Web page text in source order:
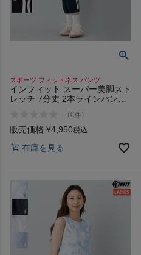
スポーツ フィットネス パンツ
インフィット スーパー美脚スト
レッチ 7分丈 2本ラインパンツ
- （0件 ）
販売価格 ¥4,950税込
在庫を見る